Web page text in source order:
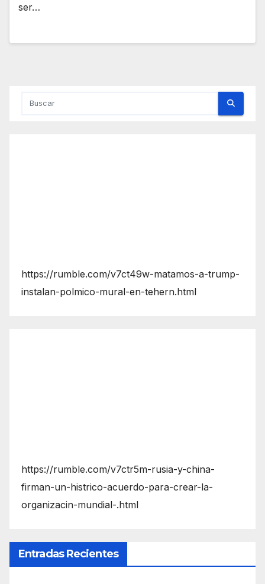
ser…
https://rumble.com/v7ct49w-matamos-a-trump-
instalan-polmico-mural-en-tehern.html
https://rumble.com/v7ctr5m-rusia-y-china-
firman-un-histrico-acuerdo-para-crear-la-
organizacin-mundial-.html
Entradas Recientes